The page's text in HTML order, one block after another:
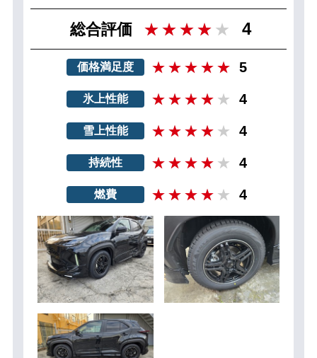
総合評価 4
価格満足度 5
氷上性能 4
雪上性能 4
持続性 4
燃費 4